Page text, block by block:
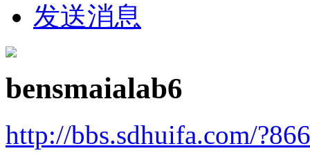
发送消息
bensmaialab6
http://bbs.sdhuifa.com/